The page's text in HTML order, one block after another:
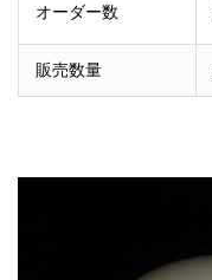
オーダー数
販売数量